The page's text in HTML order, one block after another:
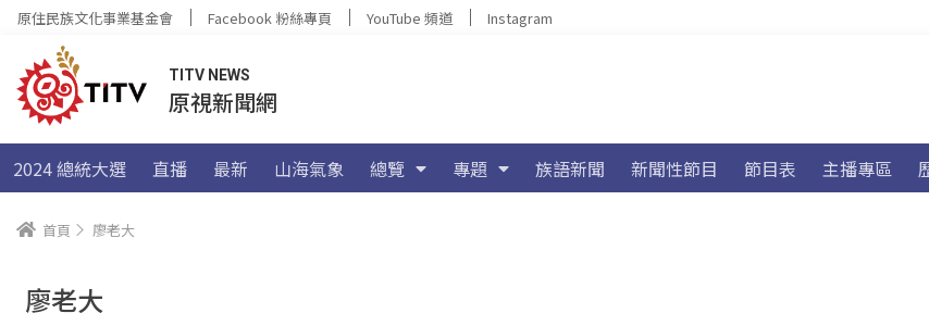
原住民族文化事業基金會 Facebook 粉絲專頁 YouTube 頻道 Instagram
TITV NEWS
原視新聞網
2024 總統大選 直播 最新 山海氣象 總覽 專題 族語新聞 新聞性節目 節目表 主播專區
首頁 廖老大
廖老大